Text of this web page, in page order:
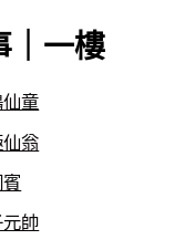
｜一樓
童
翁
帥